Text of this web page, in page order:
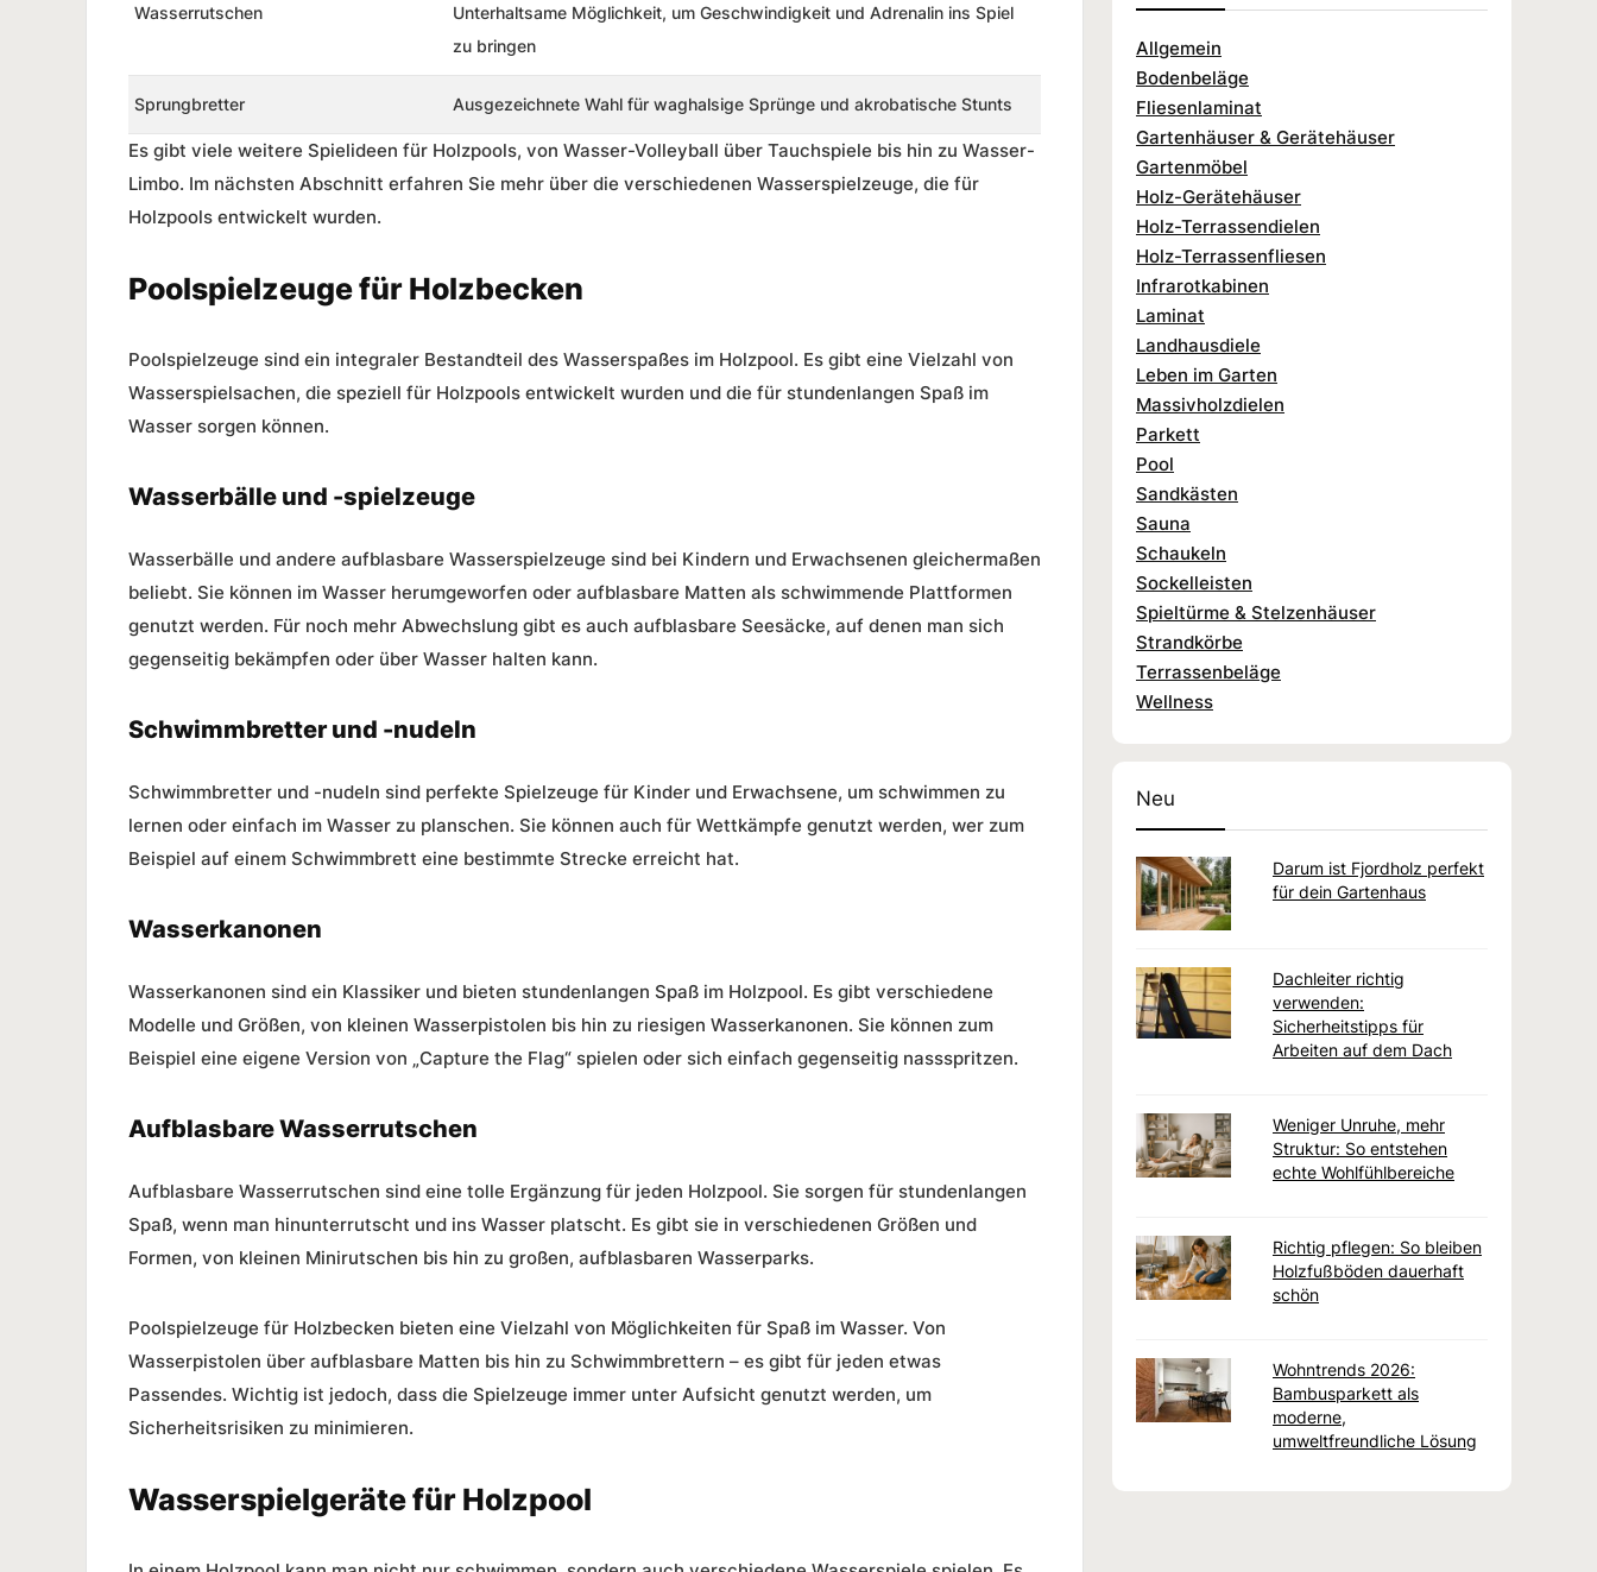
Wasserrutschen
Unterhaltsame Möglichkeit, um Geschwindigkeit und Adrenalin ins Spiel
zu bringen
Sprungbretter Ausgezeichnete Wahl für waghalsige Sprünge und akrobatische Stunts
Es gibt viele weitere Spielideen für Holzpools, von Wasser-Volleyball über Tauchspiele bis hin zu Wasser-
Limbo. Im nächsten Abschnitt erfahren Sie mehr über die verschiedenen Wasserspielzeuge, die für
Holzpools entwickelt wurden.
Poolspielzeuge für Holzbecken
Poolspielzeuge sind ein integraler Bestandteil des Wasserspaßes im Holzpool. Es gibt eine Vielzahl von
Wasserspielsachen, die speziell für Holzpools entwickelt wurden und die für stundenlangen Spaß im
Wasser sorgen können.
Wasserbälle und -spielzeuge
Wasserbälle und andere aufblasbare Wasserspielzeuge sind bei Kindern und Erwachsenen gleichermaßen
beliebt. Sie können im Wasser herumgeworfen oder aufblasbare Matten als schwimmende Plattformen
genutzt werden. Für noch mehr Abwechslung gibt es auch aufblasbare Seesäcke, auf denen man sich
gegenseitig bekämpfen oder über Wasser halten kann.
Schwimmbretter und -nudeln
Schwimmbretter und -nudeln sind perfekte Spielzeuge für Kinder und Erwachsene, um schwimmen zu
lernen oder einfach im Wasser zu planschen. Sie können auch für Wettkämpfe genutzt werden, wer zum
Beispiel auf einem Schwimmbrett eine bestimmte Strecke erreicht hat.
Wasserkanonen
Wasserkanonen sind ein Klassiker und bieten stundenlangen Spaß im Holzpool. Es gibt verschiedene
Modelle und Größen, von kleinen Wasserpistolen bis hin zu riesigen Wasserkanonen. Sie können zum
Beispiel eine eigene Version von „Capture the Flag“ spielen oder sich einfach gegenseitig nassspritzen.
Aufblasbare Wasserrutschen
Aufblasbare Wasserrutschen sind eine tolle Ergänzung für jeden Holzpool. Sie sorgen für stundenlangen
Spaß, wenn man hinunterrutscht und ins Wasser platscht. Es gibt sie in verschiedenen Größen und
Formen, von kleinen Minirutschen bis hin zu großen, aufblasbaren Wasserparks.
Poolspielzeuge für Holzbecken bieten eine Vielzahl von Möglichkeiten für Spaß im Wasser. Von
Wasserpistolen über aufblasbare Matten bis hin zu Schwimmbrettern – es gibt für jeden etwas
Passendes. Wichtig ist jedoch, dass die Spielzeuge immer unter Aufsicht genutzt werden, um
Sicherheitsrisiken zu minimieren.
Wasserspielgeräte für Holzpool
Allgemein
Bodenbeläge
Fliesenlaminat
Gartenhäuser & Gerätehäuser
Gartenmöbel
Holz-Gerätehäuser
Holz-Terrassendielen
Holz-Terrassenfliesen
Infrarotkabinen
Laminat
Landhausdiele
Leben im Garten
Massivholzdielen
Parkett
Pool
Sandkästen
Sauna
Schaukeln
Sockelleisten
Spieltürme & Stelzenhäuser
Strandkörbe
Terrassenbeläge
Wellness
Neu
Darum ist Fjordholz perfekt
für dein Gartenhaus
Dachleiter richtig
verwenden:
Sicherheitstipps für
Arbeiten auf dem Dach
Weniger Unruhe, mehr
Struktur: So entstehen
echte Wohlfühlbereiche
Richtig pflegen: So bleiben
Holzfußböden dauerhaft
schön
Wohntrends 2026:
Bambusparkett als
moderne,
umweltfreundliche Lösung